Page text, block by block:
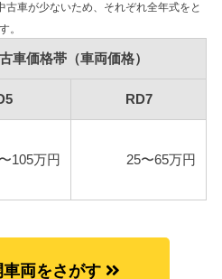
品の交換費用などを含め車
車に該当しますので、自賠
ります。
ュラー1Lあたり130円を前
で説明した型式ごとの使用
車が少ないため、それぞれ全年式をと
。
車価格帯（車両価格）
RD7
105万円 25〜65万円
両をさがす